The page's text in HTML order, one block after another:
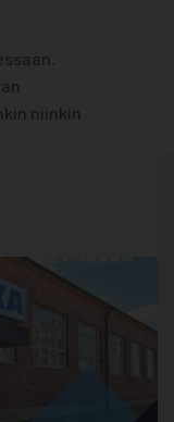
niinkin